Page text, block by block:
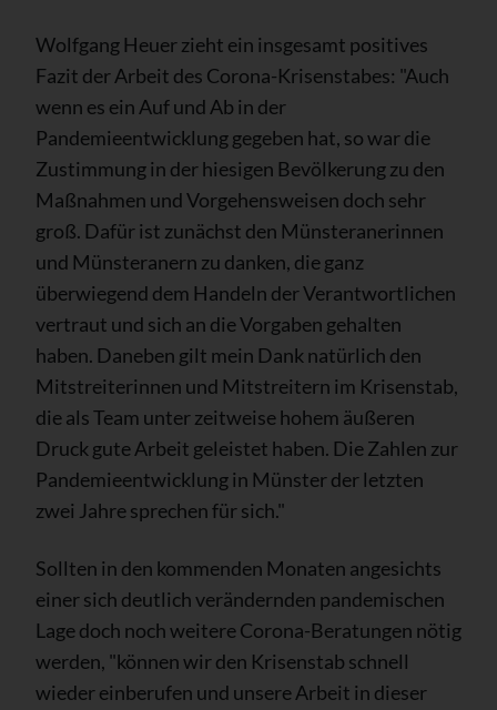
Wolfgang Heuer zieht ein insgesamt positives
Fazit der Arbeit des Corona-Krisenstabes: "Auch
wenn es ein Auf und Ab in der
Pandemieentwicklung gegeben hat, so war die
Zustimmung in der hiesigen Bevölkerung zu den
Maßnahmen und Vorgehensweisen doch sehr
groß. Dafür ist zunächst den Münsteranerinnen
und Münsteranern zu danken, die ganz
überwiegend dem Handeln der Verantwortlichen
vertraut und sich an die Vorgaben gehalten
haben. Daneben gilt mein Dank natürlich den
Mitstreiterinnen und Mitstreitern im Krisenstab,
die als Team unter zeitweise hohem äußeren
Druck gute Arbeit geleistet haben. Die Zahlen zur
Pandemieentwicklung in Münster der letzten
zwei Jahre sprechen für sich."
Sollten in den kommenden Monaten angesichts
einer sich deutlich verändernden pandemischen
Lage doch noch weitere Corona-Beratungen nötig
werden, "können wir den Krisenstab schnell
wieder einberufen und unsere Arbeit in dieser